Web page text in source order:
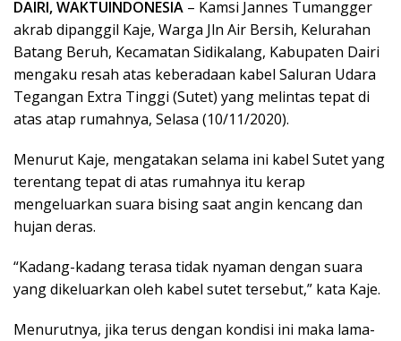
DAIRI, WAKTUINDONESIA – Kamsi Jannes Tumangger
akrab dipanggil Kaje, Warga Jln Air Bersih, Kelurahan
Batang Beruh, Kecamatan Sidikalang, Kabupaten Dairi
mengaku resah atas keberadaan kabel Saluran Udara
Tegangan Extra Tinggi (Sutet) yang melintas tepat di
atas atap rumahnya, Selasa (10/11/2020).
Menurut Kaje, mengatakan selama ini kabel Sutet yang
terentang tepat di atas rumahnya itu kerap
mengeluarkan suara bising saat angin kencang dan
hujan deras.
“Kadang-kadang terasa tidak nyaman dengan suara
yang dikeluarkan oleh kabel sutet tersebut,” kata Kaje.
Menurutnya, jika terus dengan kondisi ini maka lama-